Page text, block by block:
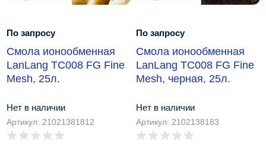
По запросу
Смола ионообменная
LanLang ТС008 FG Fine
Mesh, 25л.
Нет в наличии
Артикул: 21021381812
По запросу
Смола ионообменная
LanLang ТС008 FG Fine
Mesh, черная, 25л.
Нет в наличии
Артикул: 2102138183